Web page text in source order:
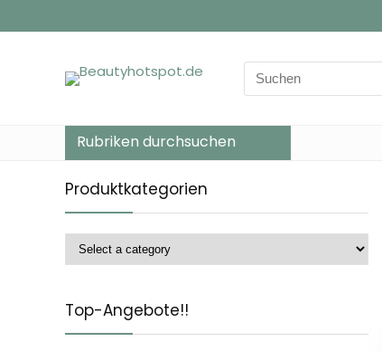
Search
for:
Rubriken durchsuchen
Produktkategorien
Top-Angebote!!